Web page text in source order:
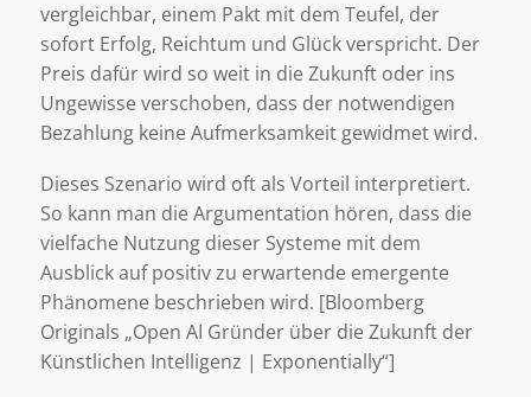
vergleichbar, einem Pakt mit dem Teufel, der
sofort Erfolg, Reichtum und Glück verspricht. Der
Preis dafür wird so weit in die Zukunft oder ins
Ungewisse verschoben, dass der notwendigen
Bezahlung keine Aufmerksamkeit gewidmet wird.
Dieses Szenario wird oft als Vorteil interpretiert.
So kann man die Argumentation hören, dass die
vielfache Nutzung dieser Systeme mit dem
Ausblick auf positiv zu erwartende emergente
Phänomene beschrieben wird. [Bloomberg
Originals „Open AI Gründer über die Zukunft der
Künstlichen Intelligenz | Exponentially“]